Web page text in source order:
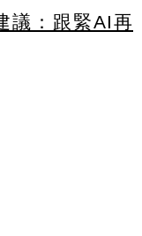
議：跟緊AI再